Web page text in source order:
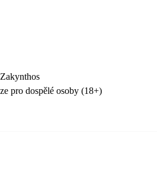
pro dospělé osoby (18+)